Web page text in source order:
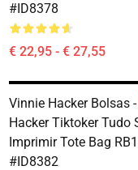
#ID8378
€ 22,95 - € 27,55
Vinnie Hacker Bolsas
Hacker Tiktoker Tudo
Imprimir Tote Bag
#ID8382